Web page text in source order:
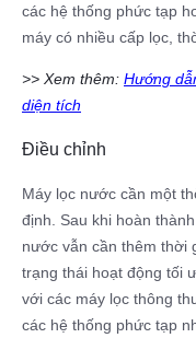
các hệ thống phức tạp
máy có nhiều cấp lọc,
>> Xem thêm: Hướng
diện tích
Điều chỉnh
Máy lọc nước cần một
định. Sau khi hoàn
nước vẫn cần thêm thời
trạng thái hoạt động tối
với các máy lọc thông
các hệ thống phức tạp